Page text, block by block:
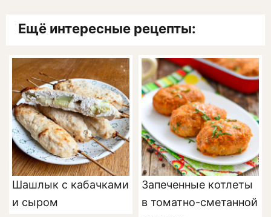
Ещё интересные рецепты:
Шашлык с кабачками
и сыром
Запеченные котлеты
в томатно-сметанной